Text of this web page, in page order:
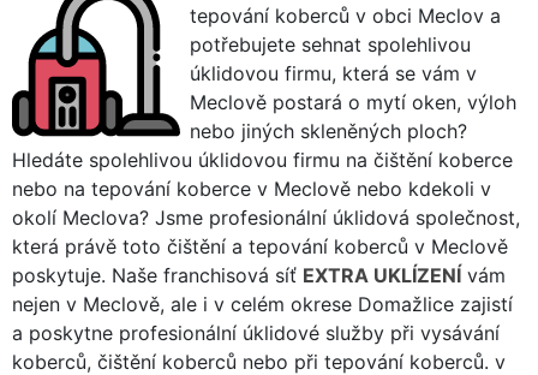
tepování koberců v obci Meclov a
potřebujete sehnat spolehlivou
úklidovou firmu, která se vám v
Meclově postará o mytí oken, výloh
nebo jiných skleněných ploch?
Hledáte spolehlivou úklidovou firmu na čištění koberce
nebo na tepování koberce v Meclově nebo kdekoli v
okolí Meclova? Jsme profesionální úklidová společnost,
která právě toto čištění a tepování koberců v Meclově
poskytuje. Naše franchisová síť EXTRA UKLÍZENÍ vám
nejen v Meclově, ale i v celém okrese Domažlice zajistí
a poskytne profesionální úklidové služby při vysávání
koberců, čištění koberců nebo při tepování koberců. v